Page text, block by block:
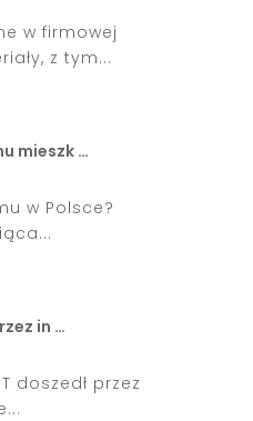
w firmowej
z tym...
mieszk …
w Polsce?
in …
doszedł przez